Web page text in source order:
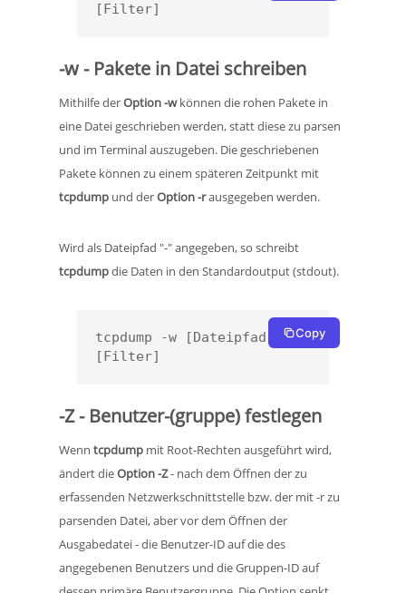
[Filter]
-w - Pakete in Datei schreiben
Mithilfe derOption -wkönnen die rohen Pakete in
eine Datei geschrieben werden, statt diese zu parsen
und im Terminal auszugeben. Die geschriebenen
Pakete können zu einem späteren Zeitpunkt mit
tcpdump und derOption -rausgegeben werden.
Wird als Dateipfad "-" angegeben, so schreibt
tcpdumpdie Daten in den Standardoutput (stdout).
tcpdump -w [Dateipfad]
[Filter]
Copy
-Z - Benutzer-(gruppe) festlegen
Wenn tcpdump mit Root-Rechten ausgeführt wird,
ändert dieOption -Z- nach dem Öffnen der zu
erfassenden Netzwerkschnittstelle bzw. der mit -r zu
parsenden Datei, aber vor dem Öffnen der
Ausgabedatei - die Benutzer-ID auf die des
angegebenen Benutzers und die Gruppen-ID auf